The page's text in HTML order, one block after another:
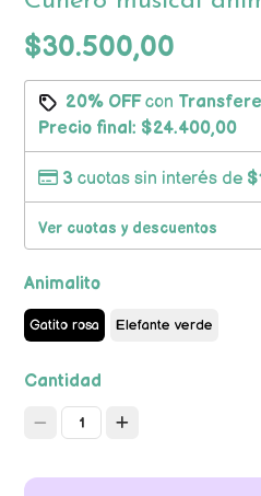
$30.500,00
20% OFFcon
Precio final: $24.400,00
3 cuotas sin interés de
Ver cuotas y descuentos
Animalito
Gatito rosa Elefante verde
Cantidad
1